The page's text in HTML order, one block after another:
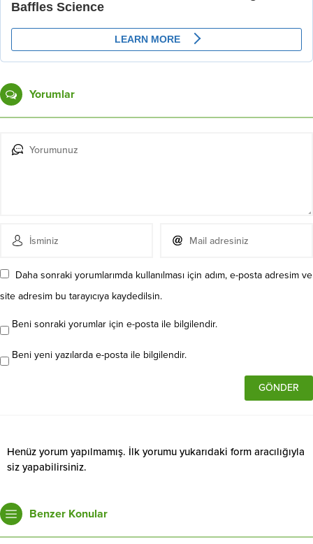
Yorumlar
Daha sonraki yorumlarımda kullanılması için adım, e-posta adresim ve
site adresim bu tarayıcıya kaydedilsin.
Beni sonraki yorumlar için e-posta ile bilgilendir.
Beni yeni yazılarda e-posta ile bilgilendir.
Henüz yorum yapılmamış. İlk yorumu yukarıdaki form aracılığıyla
siz yapabilirsiniz.
Benzer Konular